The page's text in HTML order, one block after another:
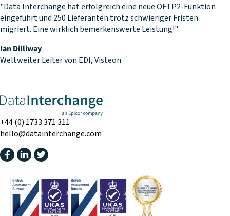
"Data Interchange hat erfolgreich eine neue OFTP2-Funktion
eingeführt und 250 Lieferanten trotz schwieriger Fristen
migriert. Eine wirklich bemerkenswerte Leistung!"
Ian Dilliway
Weltweiter Leiter von EDI, Visteon
+44 (0) 1733 371 311
hello@datainterchange.com